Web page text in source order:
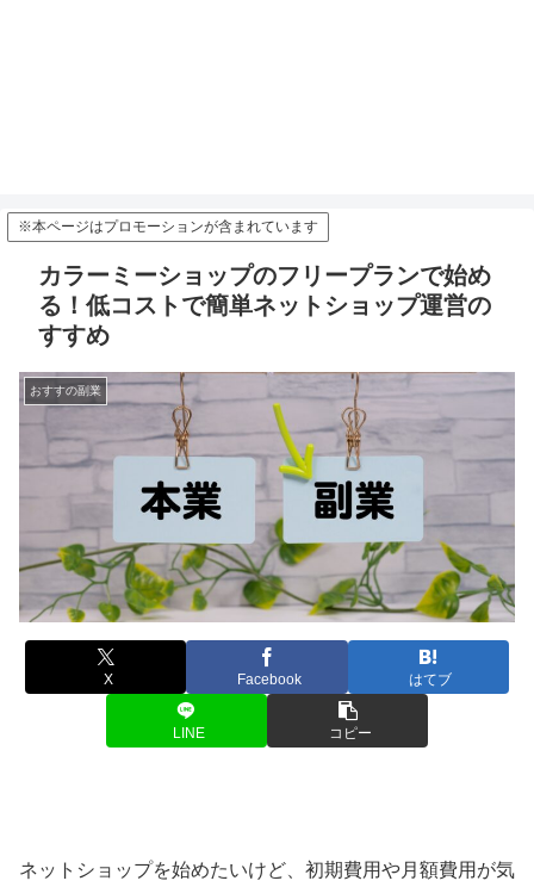
※本ページはプロモーションが含まれています
カラーミーショップのフリープランで始め
る！低コストで簡単ネットショップ運営の
すすめ
おすすの副業
X Facebook はてブ
LINE コピー
ネットショップを始めたいけど、初期費用や月額費用が気